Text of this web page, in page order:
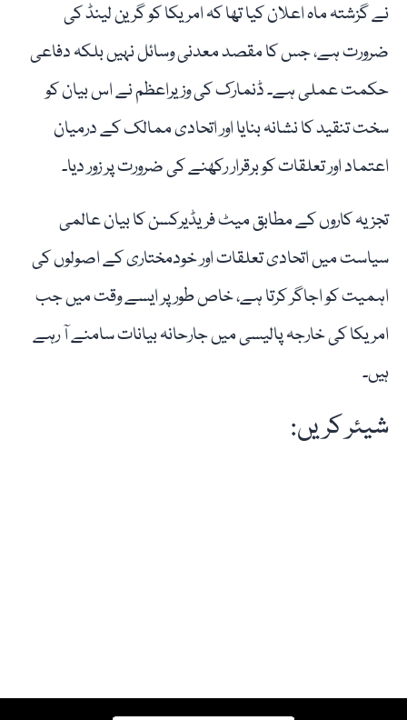
نے گزشتہ ماہ اعلان کیا تھا کہ امریکا کو گرین لینڈ کی
ضرورت ہے، جس کا مقصد معدنی وسائل نہیں بلکہ دفاعی
حکمت عملی ہے۔ ڈنمارک کی وزیراعظم نے اس بیان کو
سخت تنقید کا نشانہ بنایا اور اتحادی ممالک کے درمیان
اعتماد اور تعلقات کو برقرار رکھنے کی ضرورت پر زور دیا۔
تجزیہ کاروں کے مطابق میٹ فریڈیرکسن کا بیان عالمی
سیاست میں اتحادی تعلقات اور خودمختاری کے اصولوں کی
اہمیت کو اجاگر کرتا ہے، خاص طور پر ایسے وقت میں جب
امریکا کی خارجہ پالیسی میں جارحانہ بیانات سامنے آ رہے
ہیں۔
شیئر کریں: